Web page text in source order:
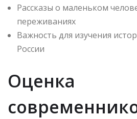
Рассказы о маленьком
переживаниях
Важность для изучения
России
Оценка